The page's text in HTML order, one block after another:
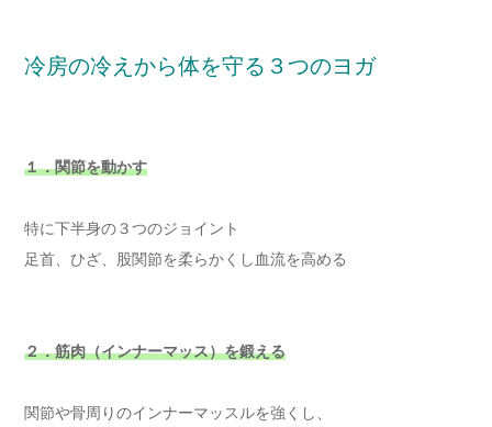
冷房の冷えから体を守る３つのヨガ
１．関節を動かす
特に下半身の３つのジョイント
足首、ひざ、股関節を柔らかくし血流を高める
２．筋肉（インナーマッス）を鍛える
関節や骨周りのインナーマッスルを強くし、